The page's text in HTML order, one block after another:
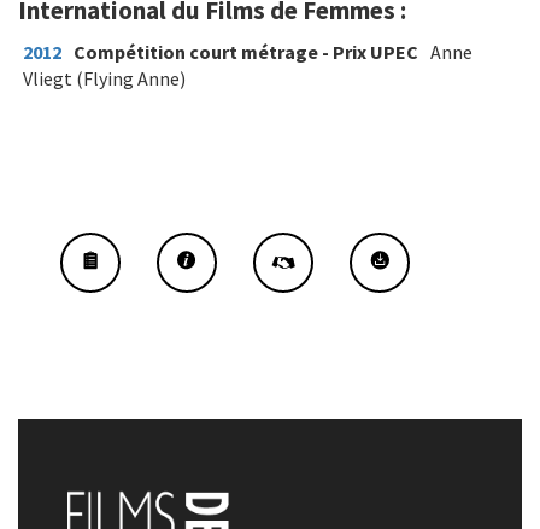
International du Films de Femmes :
2012 Compétition court métrage - Prix UPEC Anne
Vliegt (Flying Anne)